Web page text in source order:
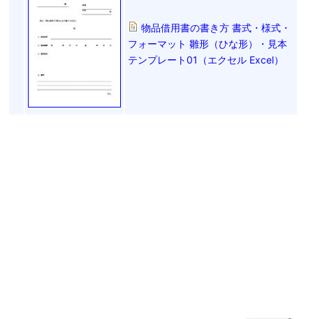
物品借用書の書き方 書式・様式・
フォーマット 雛形（ひな形）・見本
テンプレート01（エクセル Excel）